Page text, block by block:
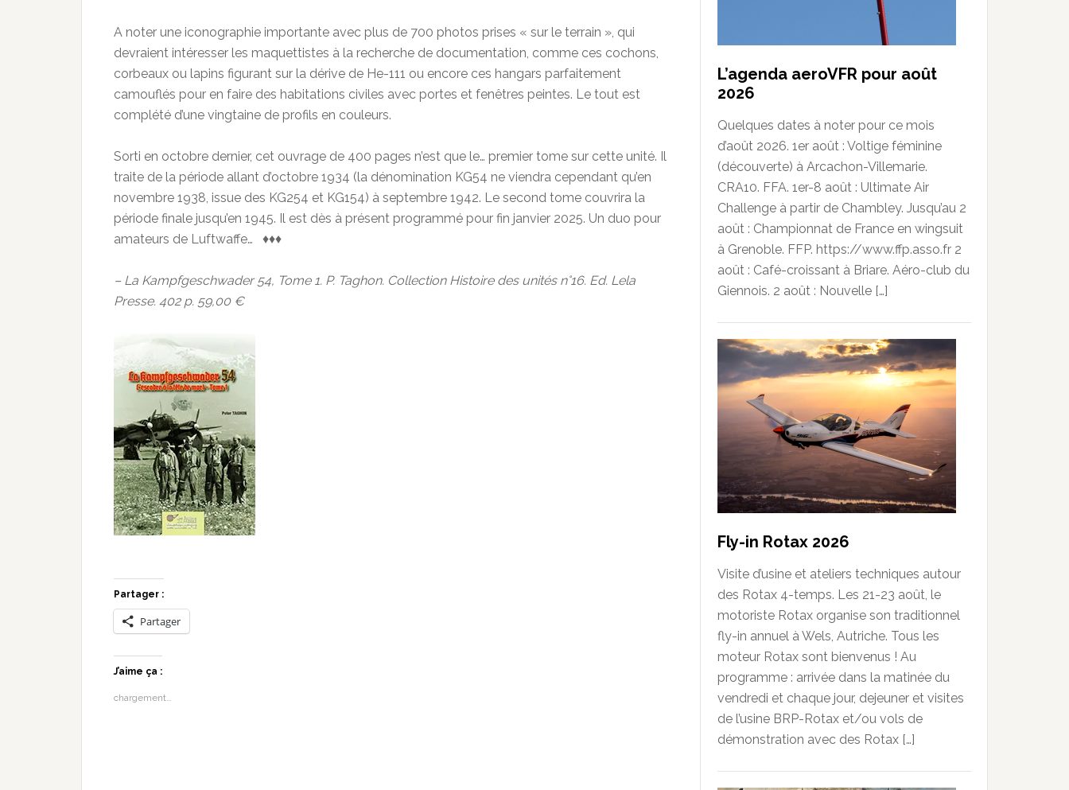
A noter une iconographie importante avec plus de 700 photos prises « sur le terrain », qui
devraient intéresser les maquettistes à la recherche de documentation, comme ces cochons,
corbeaux ou lapins figurant sur la dérive de He-111 ou encore ces hangars parfaitement
camouflés pour en faire des habitations civiles avec portes et fenêtres peintes. Le tout est
complété d’une vingtaine de profils en couleurs.
Sorti en octobre dernier, cet ouvrage de 400 pages n’est que le… premier tome sur cette unité. Il
traite de la période allant d’octobre 1934 (la dénomination KG54 ne viendra cependant qu’en
novembre 1938, issue des KG254 et KG154) à septembre 1942. Le second tome couvrira la
période finale jusqu’en 1945. Il est dès à présent programmé pour fin janvier 2025. Un duo pour
amateurs de Luftwaffe… ♦♦♦
– La Kampfgeschwader 54, Tome 1. P. Taghon. Collection Histoire des unités n°16. Ed. Lela
Presse. 402 p. 59,00 €
Partager :
Partager
J’aime ça :
chargement…
L’agenda aeroVFR pour août
2026
Quelques dates à noter pour ce mois
d’août 2026. 1er août : Voltige féminine
(découverte) à Arcachon-Villemarie.
CRA10. FFA. 1er-8 août : Ultimate Air
Challenge à partir de Chambley. Jusqu’au 2
août : Championnat de France en wingsuit
à Grenoble. FFP. https://www.ffp.asso.fr 2
août : Café-croissant à Briare. Aéro-club du
Giennois. 2 août : Nouvelle […]
Fly-in Rotax 2026
Visite d’usine et ateliers techniques autour
des Rotax 4-temps. Les 21-23 août, le
motoriste Rotax organise son traditionnel
fly-in annuel à Wels, Autriche. Tous les
moteur Rotax sont bienvenus ! Au
programme : arrivée dans la matinée du
vendredi et chaque jour, dejeuner et visites
de l’usine BRP-Rotax et/ou vols de
démonstration avec des Rotax […]